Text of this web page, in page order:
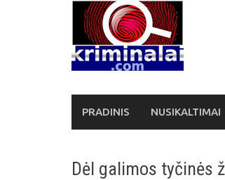
PRADINIS NUSIKALTIMAI
Dėl galimos tyčinės